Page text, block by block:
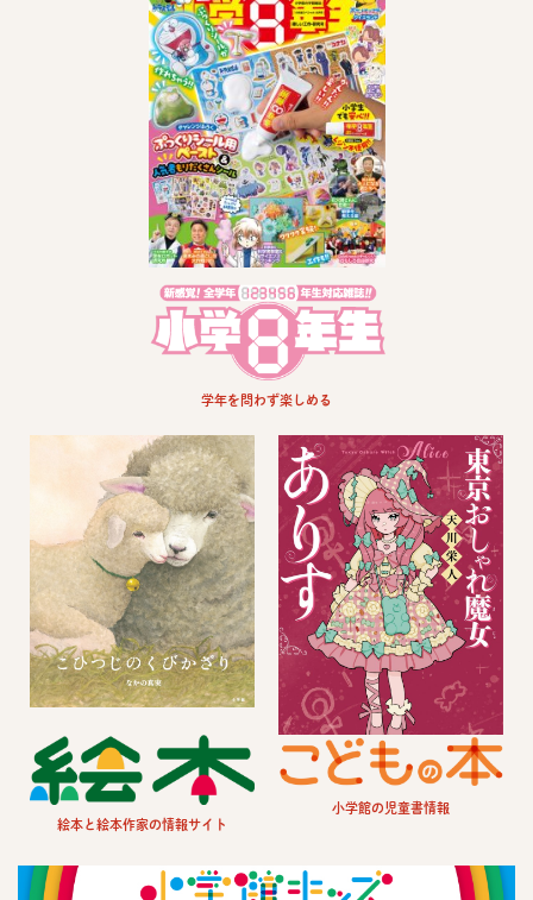
学年を問わず楽しめる
絵本と絵本作家の情報サイト
小学館の児童書情報